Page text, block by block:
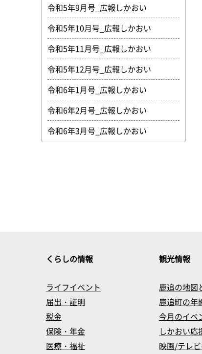
令和5年9月号_広報しかおい
令和5年10月号_広報しかおい
令和5年11月号_広報しかおい
令和5年12月号_広報しかおい
令和6年1月号_広報しかおい
令和6年2月号_広報しかおい
令和6年3月号_広報しかおい
くらしの情報
ライフイベント
届出・証明
税金
保険・年金
医療・福祉
観光情報
鹿追の地図
鹿追町の年
今月のイベ
しかおい応
映画/テレ